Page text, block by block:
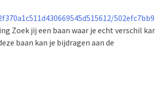
Zoek jij een baan waar je echt verschil
baan kan je bijdragen aan de